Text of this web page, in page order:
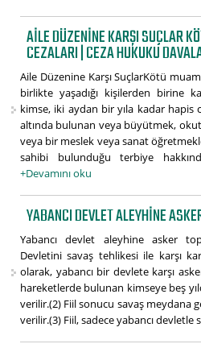
AILE DÜZENINE KARŞI SUÇLAR
CEZALARI | CEZA HUKUKU
Aile Düzenine Karşı SuçlarKötü
birlikte yaşadığı kişilerden birine
kimse, iki aydan bir yıla kadar hapis
altında bulunan veya büyütmek,
veya bir meslek veya sanat
sahibi bulunduğu terbiye
+Devamını oku
YABANCI DEVLET ALEYHINE
Yabancı devlet aleyhine asker
Devletini savaş tehlikesi ile karşı
olarak, yabancı bir devlete karşı
hareketlerde bulunan kimseye beş
verilir.(2) Fiil sonucu savaş meydana
verilir.(3) Fiil, sadece yabancı devletle